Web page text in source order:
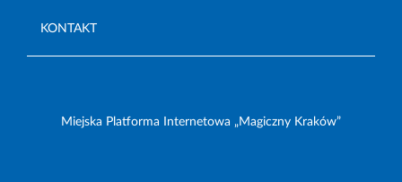
KONTAKT
Miejska Platforma Internetowa „Magiczny Kraków”